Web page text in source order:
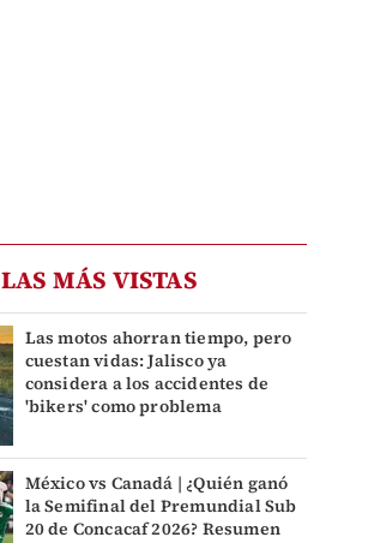
LAS MÁS VISTAS
Las motos ahorran tiempo, pero
cuestan vidas: Jalisco ya
considera a los accidentes de
'bikers' como problema
México vs Canadá | ¿Quién ganó
la Semifinal del Premundial Sub
20 de Concacaf 2026? Resumen